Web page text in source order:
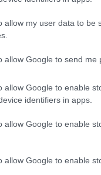
allow my user data to be
allow Google to send me
allow Google to enable
identifiers in apps.
allow Google to enable
allow Google to enable